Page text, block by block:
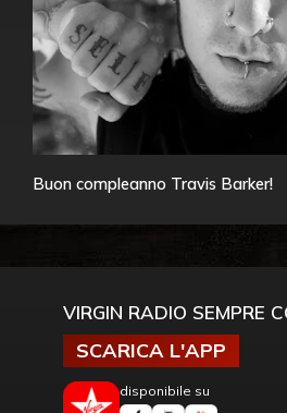
Buon compleanno Travis Barker!
VIRGIN RADIO SEMPRE
SCARICA L'APP
disponibile su